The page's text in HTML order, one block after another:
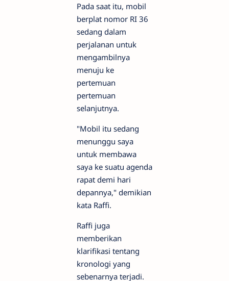
Pada saat itu, mobil
berplat nomor RI 36
sedang dalam
perjalanan untuk
mengambilnya
menuju ke
pertemuan
pertemuan
selanjutnya.
"Mobil itu sedang
menunggu saya
untuk membawa
saya ke suatu agenda
rapat demi hari
depannya," demikian
kata Raffi.
Raffi juga
memberikan
klarifikasi tentang
kronologi yang
sebenarnya terjadi.